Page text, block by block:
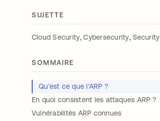
SUJETTE
Cloud Security,Cybersecurity, Security
SOMMAIRE
Qu’est ce que l'ARP ?
En quoi consistent les attaques ARP ?
Vulnérabilités ARP connues